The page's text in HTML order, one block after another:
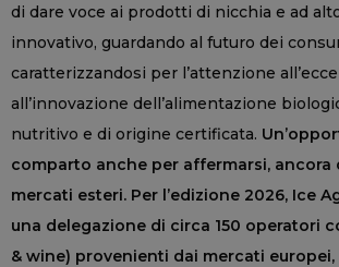
di dare voce ai prodotti di nicchia e ad
innovativo, guardando al futuro dei
caratterizzandosi per l’attenzione
all’innovazione dell’alimentazione
nutritivo e di origine certificata.
comparto anche per affermarsi, ancora
mercati esteri. Per l’edizione 2026, Ice
una delegazione di circa 150 operatori
& wine) provenienti dai mercati